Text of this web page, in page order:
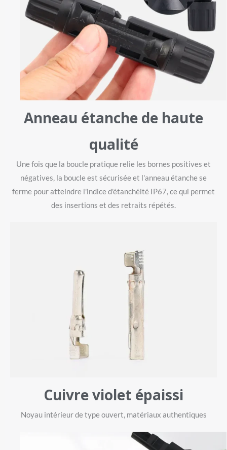
Anneau étanche de haute
qualité
Une fois que la boucle pratique relie les bornes positives et
négatives, la boucle est sécurisée et l'anneau étanche se
ferme pour atteindre l'indice d'étanchéité IP67, ce qui permet
des insertions et des retraits répétés.
Cuivre violet épaissi
Noyau intérieur de type ouvert, matériaux authentiques